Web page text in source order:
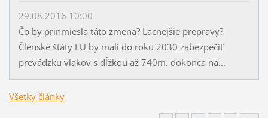
29.08.2016 10:00
Čo by prinmiesla táto zmena? Lacnejšie prepravy?
Členské štáty EU by mali do roku 2030 zabezpečiť
prevádzku vlakov s dĺžkou až 740m. dokonca na...
Všetky články